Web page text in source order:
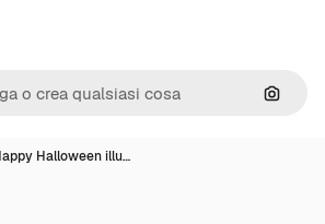
Cerca
Halloween illu…